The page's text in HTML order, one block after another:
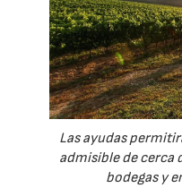
Las ayudas
admisible de cerca
bodegas y